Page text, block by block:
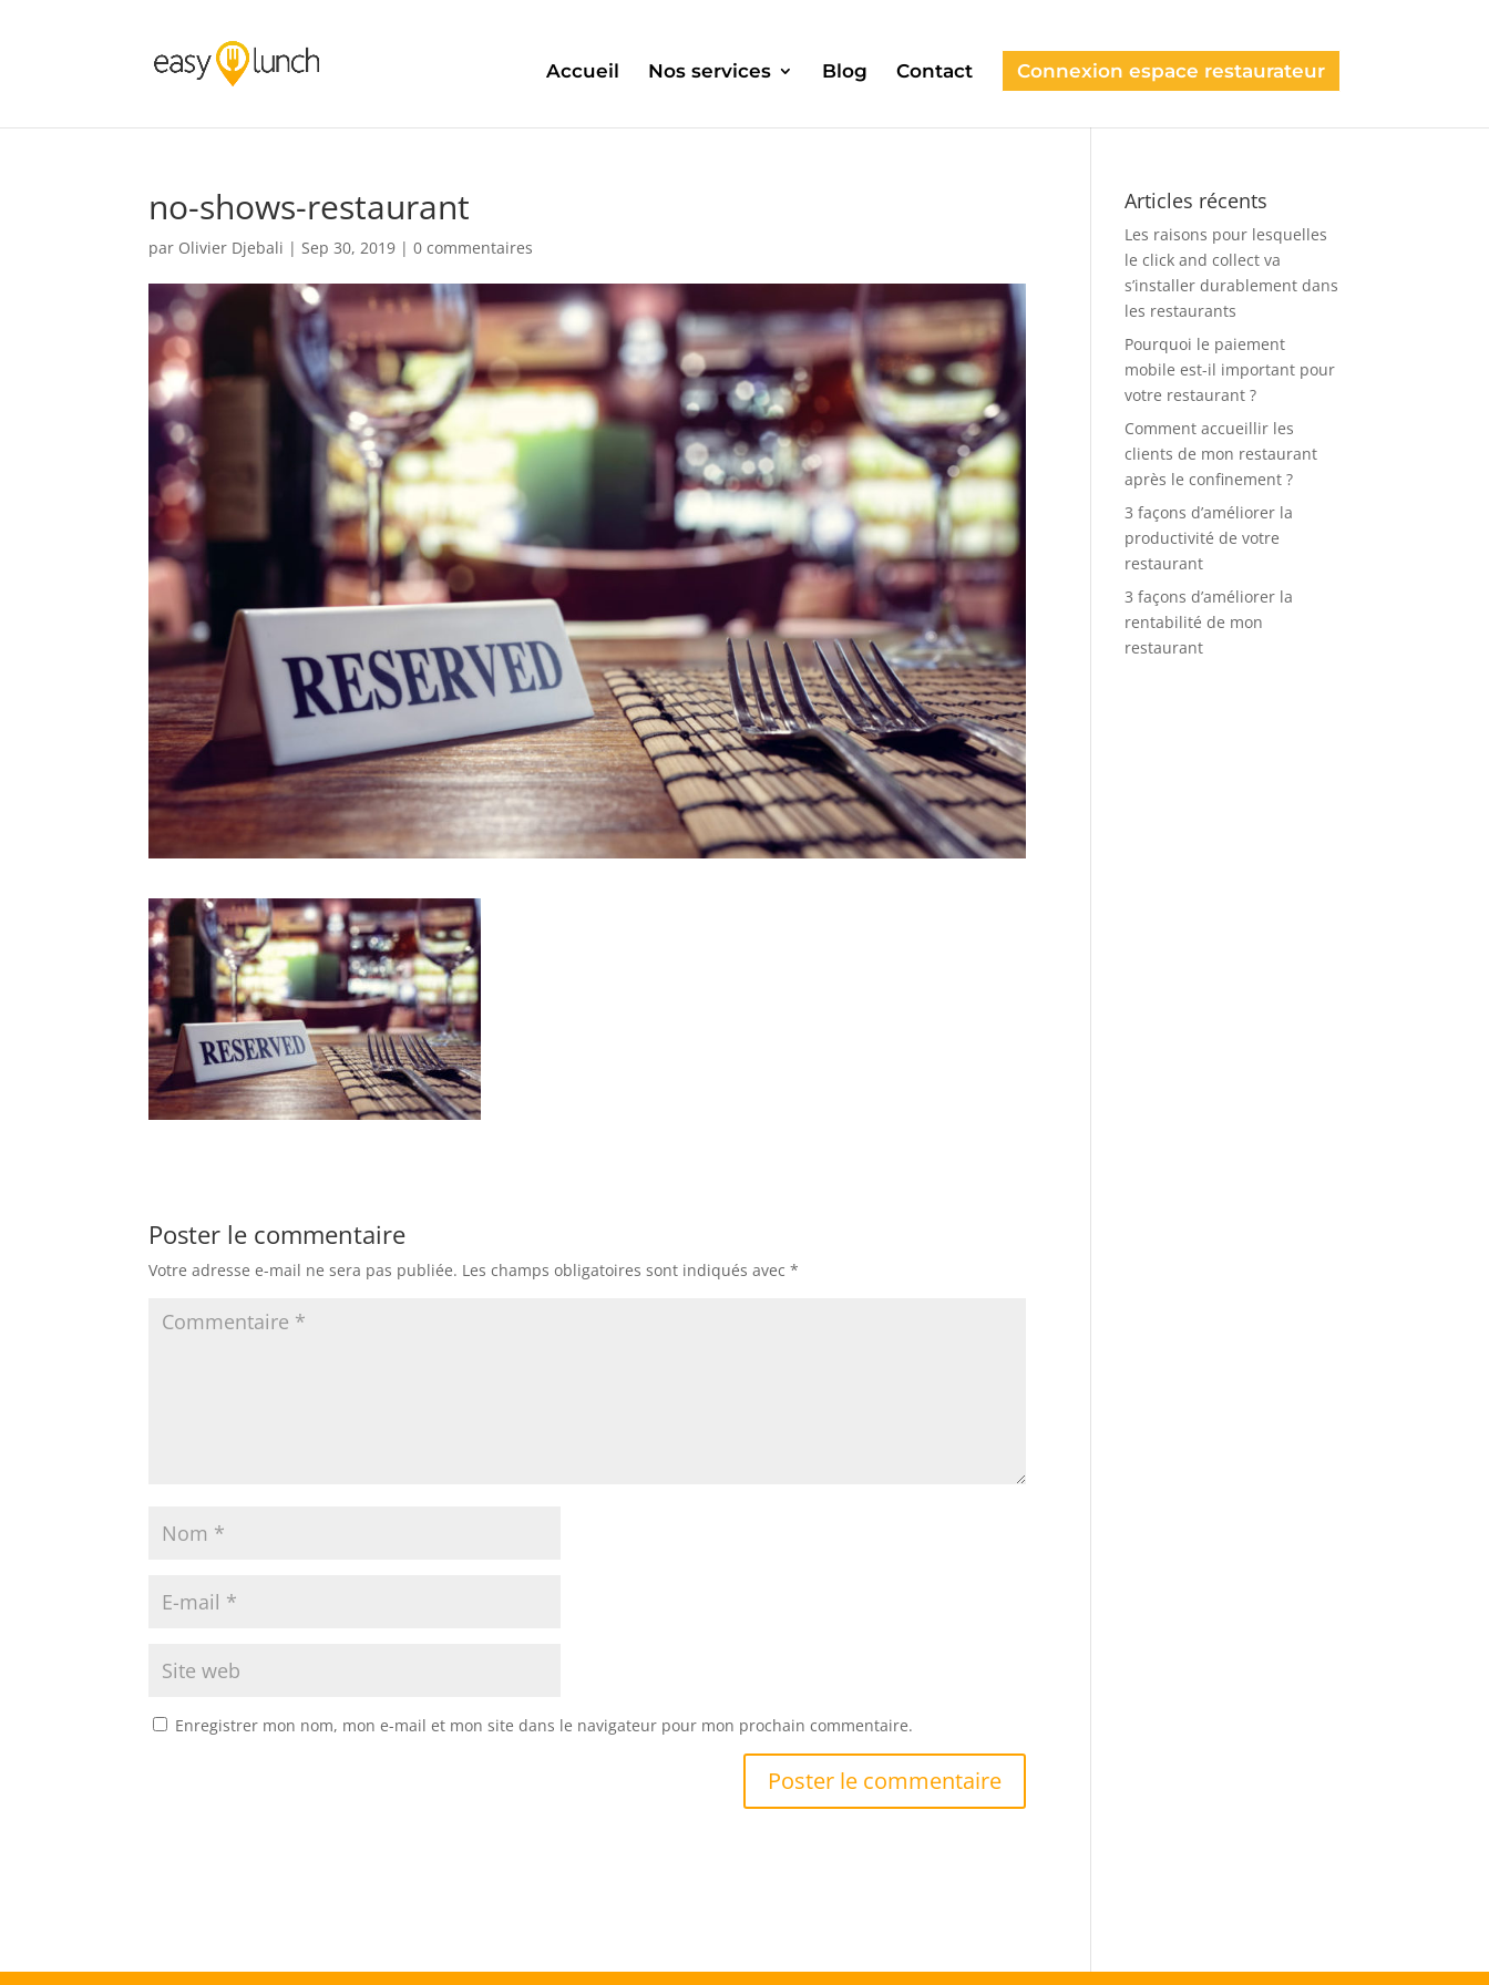
Accueil Nos services Blog Contact Connexion espace restaurateur
no-shows-restaurant
par Olivier Djebali |Sep 30, 2019 |0 commentaires
Poster le commentaire
Votre adresse e-mail ne sera pas publiée. Les champs obligatoires sont indiqués avec*
Enregistrer mon nom, mon e-mail et mon site dans le navigateur pour mon prochain commentaire.
Articles récents
Les raisons pour lesquelles
le click and collect va
s’installer durablement dans
les restaurants
Pourquoi le paiement
mobile est-il important pour
votre restaurant ?
Comment accueillir les
clients de mon restaurant
après le confinement ?
3 façons d’améliorer la
productivité de votre
restaurant
3 façons d’améliorer la
rentabilité de mon
restaurant